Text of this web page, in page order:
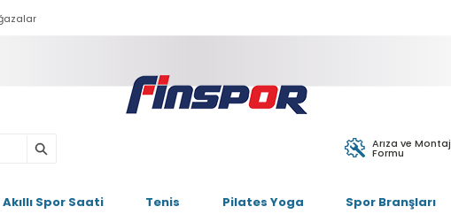
Arıza ve Montaj
Formu
Akıllı Spor Saati Tenis Pilates Yoga Spor Branşları